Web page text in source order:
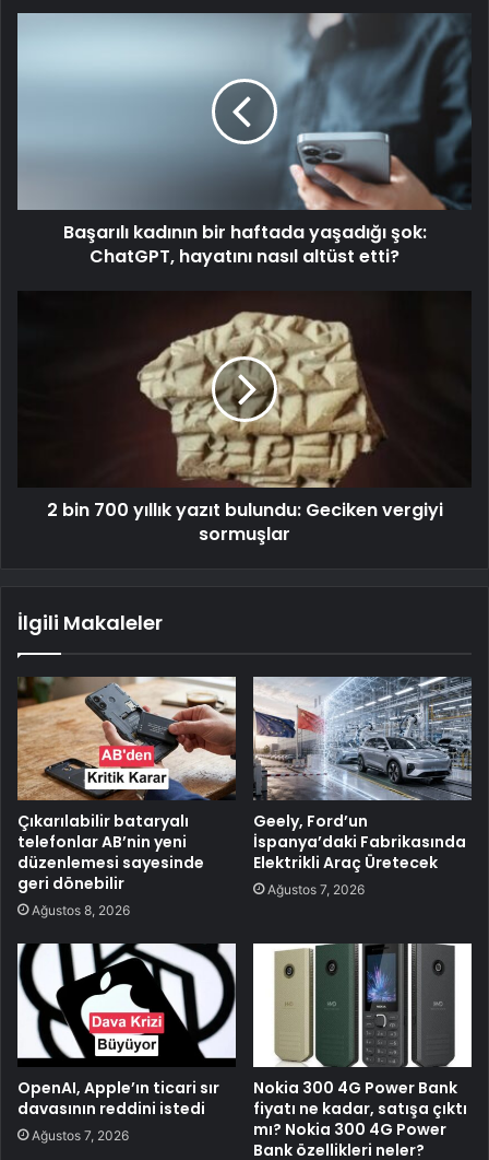
Başarılı kadının bir haftada yaşadığı şok:
ChatGPT, hayatını nasıl altüst etti?
2 bin 700 yıllık yazıt bulundu: Geciken vergiyi
sormuşlar
İlgili Makaleler
Çıkarılabilir bataryalı
telefonlar AB’nin yeni
düzenlemesi sayesinde
geri dönebilir
Ağustos 8, 2026
Geely, Ford’un
İspanya’daki Fabrikasında
Elektrikli Araç Üretecek
Ağustos 7, 2026
OpenAI, Apple’ın ticari sır
davasının reddini istedi
Ağustos 7, 2026
Nokia 300 4G Power Bank
fiyatı ne kadar, satışa çıktı
mı? Nokia 300 4G Power
Bank özellikleri neler?